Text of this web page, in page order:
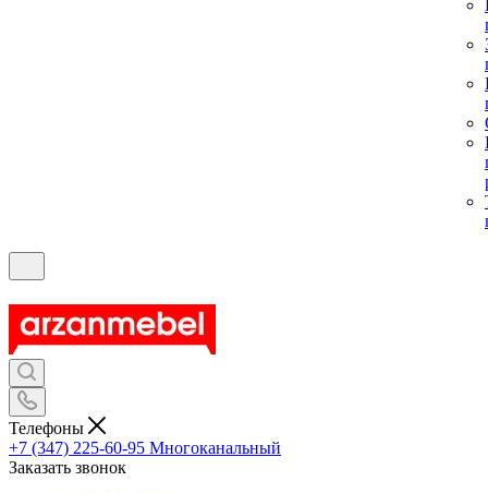
Телефоны
+7 (347) 225-60-95 Многоканальный
Заказать звонок